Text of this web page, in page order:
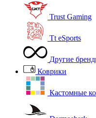
Trust Gaming
Tt eSports
Другие
Коврики
Кастомные